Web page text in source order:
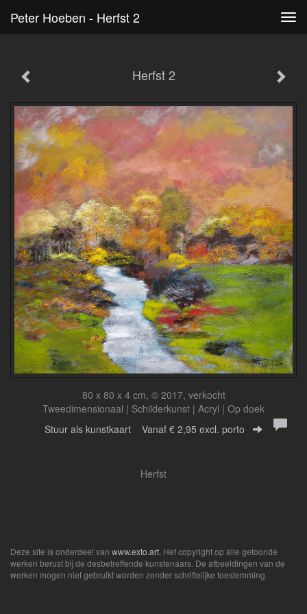
Peter Hoeben - Herfst 2
Herfst 2
80 x 80 x 4 cm, © 2017, verkocht
Tweedimensionaal | Schilderkunst | Acryl | Op doek
Stuur als kunstkaart Vanaf € 2,95 excl. porto
Herfst
Deze site is onderdeel van www.exto.art . Het copyright op alle getoonde
werken berust bij de desbetreffende kunstenaars. De afbeeldingen van de
werken mogen niet gebruikt worden zonder schriftelijke toestemming.